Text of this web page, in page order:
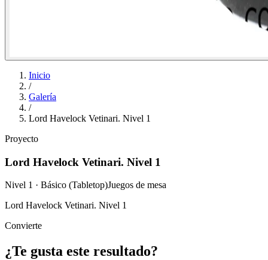
Inicio
/
Galería
/
Lord Havelock Vetinari. Nivel 1
Proyecto
Lord Havelock Vetinari. Nivel 1
Nivel 1 · Básico (Tabletop)Juegos de mesa
Lord Havelock Vetinari. Nivel 1
Convierte
¿Te gusta este resultado?